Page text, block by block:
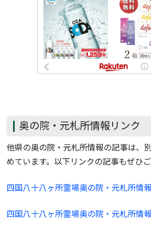
奥の院・元札所情報リンク
他県の奥の院・元札所情報の記事は、
めています。以下リンクの記事もぜひご
四国八十八ヶ所霊場奥の院・元札所情
四国八十八ヶ所霊場奥の院・元札所情報